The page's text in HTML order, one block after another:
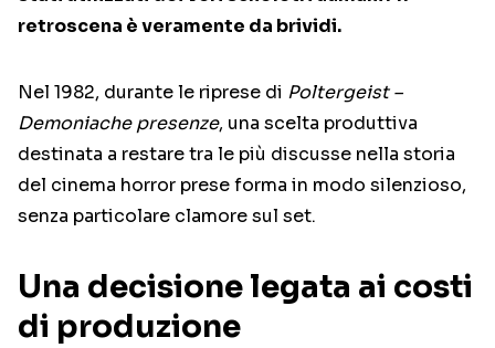
retroscena è veramente da brividi.
Nel 1982, durante le riprese di Poltergeist –
Demoniache presenze, una scelta produttiva
destinata a restare tra le più discusse nella storia
del cinema horror prese forma in modo silenzioso,
senza particolare clamore sul set.
Una decisione legata ai costi
di produzione